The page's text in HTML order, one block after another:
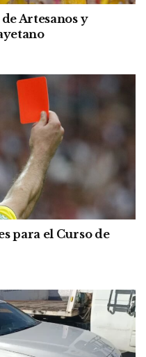
Artesanos y
para el Curso de